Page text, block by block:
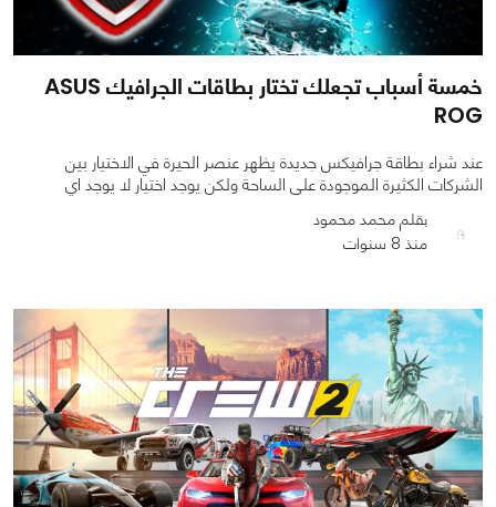
خمسة أسباب تجعلك تختار بطاقات الجرافيك ASUS
ROG
عند شراء بطاقة جرافيكس جديدة يظهر عنصر الحيرة في الاختيار بين
الشركات الكثيرة الموجودة على الساحة ولكن يوجد اختيار لا يوجد اي
بقلم محمد محمود
منذ 8 سنوات